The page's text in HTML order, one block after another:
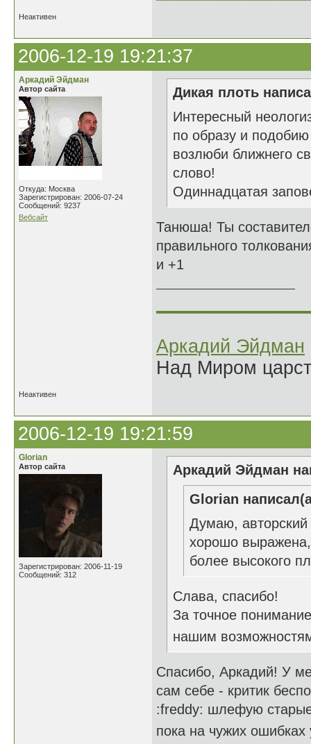
Неактивен
2006-12-19 19:21:37
Аркадий Эйдман
Автор сайта
Откуда: Москва
Зарегистрирован: 2006-07-24
Сообщений: 9237
Вебсайт
Дикая плоть
Интересный
по образу и
возлюби ближнего
слово!
Одиннадцатая
Танюша! Ты
правильного
и +1
Аркадий Эйдман
Над Миром
Неактивен
2006-12-19 19:21:59
Glorian
Автор сайта
Зарегистрирован: 2006-11-19
Сообщений: 312
Аркадий Эйдман
Glorian
Думаю, авторский
хорошо выражена,
более высокого
Слава, спасибо!
За точное
нашим
Спасибо, Аркадий! У
сам себе - критик
:freddy: шлефую
пока на чужих ошибках